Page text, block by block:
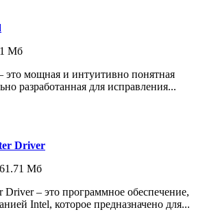
Мб
это мощная и интуитивно понятная
разработанная для исправления...
Driver
Мб
– это программное обеспечение,
Intel, которое предназначено для...